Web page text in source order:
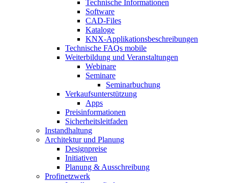
Technische Informationen
Software
CAD-Files
Kataloge
KNX-Applikationsbeschreibungen
Technische FAQs mobile
Weiterbildung und Veranstaltungen
Webinare
Seminare
Seminarbuchung
Verkaufsunterstützung
Apps
Preisinformationen
Sicherheitsleitfaden
Instandhaltung
Architektur und Planung
Designpreise
Initiativen
Planung & Ausschreibung
Profinetzwerk